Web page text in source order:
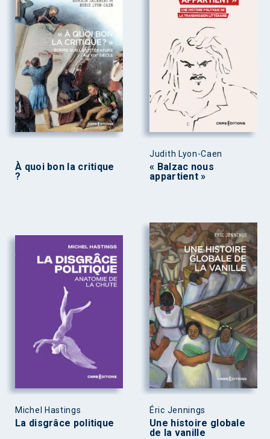
À quoi bon la critique
?
Judith Lyon-Caen
« Balzac nous
appartient »
Michel Hastings
La disgrâce politique
Éric Jennings
Une histoire globale
de la vanille